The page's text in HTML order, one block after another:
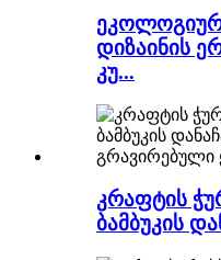
დიზაინის
კუ...
კრაფტის
ბამბუკის